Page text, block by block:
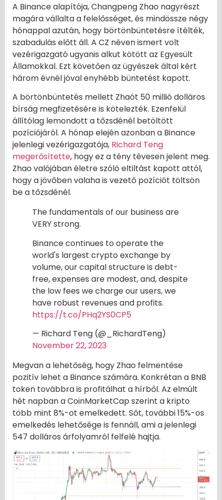
A Binance alapítója, Changpeng Zhao nagyrészt
magára vállalta a felelősséget, és mindössze négy
hónappal azután, hogy börtönbüntetésre ítélték,
szabadulás előtt áll. A CZ néven ismert volt
vezérigazgató ugyanis alkut kötött az Egyesült
Államokkal. Ezt követően az ügyészek által kért
három évnél jóval enyhébb büntetést kapott.
A börtönbüntetés mellett Zhaót 50 millió dolláros
bírság megfizetésére is kötelezték. Ezenfelül
állítólag lemondott a tőzsdénél betöltött
pozíciójáról. A hónap elején azonban a Binance
jelenlegi vezérigazgatója, Richard Teng
megerősítette, hogy ez a tény tévesen jelent meg.
Zhao valójában életre szóló eltiltást kapott attól,
hogy a jövőben valaha is vezető pozíciót töltsön
be a tőzsdénél.
The fundamentals of our business are
VERY strong.
Binance continues to operate the
world's largest crypto exchange by
volume, our capital structure is debt-
free, expenses are modest, and, despite
the low fees we charge our users, we
have robust revenues and profits.
https://t.co/PHq2YS0CP5
— Richard Teng (@_RichardTeng)
November 22, 2023
Megvan a lehetőség, hogy Zhao felmentése
pozitív lehet a Binance számára. Konkrétan a BNB
token továbbra is profitálhat a hírből. Az elmúlt
hét napban a CoinMarketCap szerint a kripto
több mint 8%-ot emelkedett. Sőt, további 15%-os
emelkedés lehetősége is fennáll, ami a jelenlegi
547 dolláros árfolyamról felfelé hajtja.